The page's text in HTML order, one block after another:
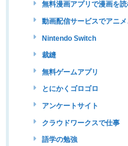
無料漫画アプリで漫画を読
動画配信サービスでアニ
Nintendo Switch
裁縫
無料ゲームアプリ
とにかくゴロゴロ
アンケートサイト
クラウドワークスで仕事
語学の勉強